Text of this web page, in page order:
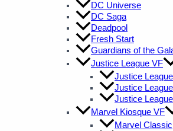
DC Universe
DC Saga
Deadpool
Fresh Start
Guardians of the
Justice League VF
Justice
Justice
Justice
Marvel Kiosque VF
Marvel Classic